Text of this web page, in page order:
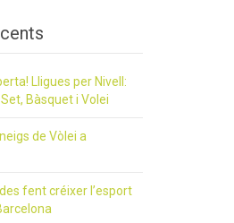
Lligues per Nivell:
Bàsquet i Volei
de Vòlei a
fent créixer l’esport